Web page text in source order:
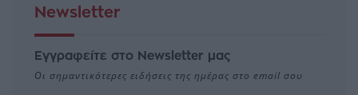
Newsletter
Εγγραφείτε στο Newsletter μας
Οι σημαντικότερες ειδήσεις της ημέρας στο email σου